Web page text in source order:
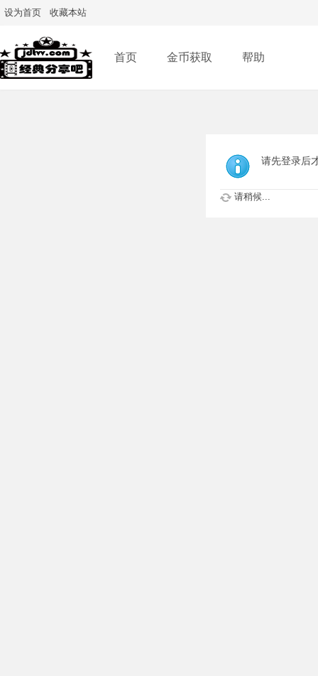
设为首页 收藏本站
首页 金币获取 帮助
请先登录后
请稍候...